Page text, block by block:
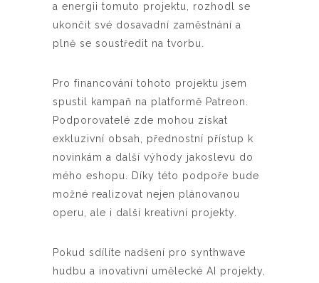
a energii tomuto projektu, rozhodl se
ukončit své dosavadní zaměstnání a
plně se soustředit na tvorbu.
Pro financování tohoto projektu jsem
spustil kampaň na platformě Patreon.
Podporovatelé zde mohou získat
exkluzivní obsah, přednostní přístup k
novinkám a další výhody jakoslevu do
mého eshopu. Díky této podpoře bude
možné realizovat nejen plánovanou
operu, ale i další kreativní projekty.
Pokud sdílíte nadšení pro synthwave
hudbu a inovativní umělecké AI projekty,